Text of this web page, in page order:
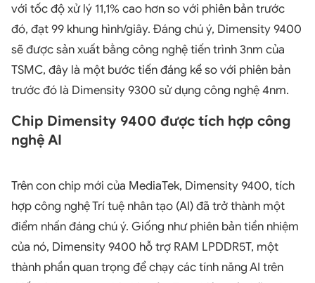
với tốc độ xử lý 11,1% cao hơn so với phiên bản trước
đó, đạt 99 khung hình/giây. Đáng chú ý, Dimensity 9400
sẽ được sản xuất bằng công nghệ tiến trình 3nm của
TSMC, đây là một bước tiến đáng kể so với phiên bản
trước đó là Dimensity 9300 sử dụng công nghệ 4nm.
Chip Dimensity 9400 được tích hợp công
nghệ AI
Trên con chip mới của MediaTek, Dimensity 9400, tích
hợp công nghệ Trí tuệ nhân tạo (AI) đã trở thành một
điểm nhấn đáng chú ý. Giống như phiên bản tiền nhiệm
của nó, Dimensity 9400 hỗ trợ RAM LPDDR5T, một
thành phần quan trọng để chạy các tính năng AI trên